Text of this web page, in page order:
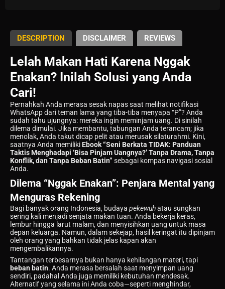
DESCRIPTION DISCLAIMER REVIEWS
Lelah Makan Hati Karena Nggak
Enakan? Inilah Solusi yang Anda
Cari!
Pernahkah Anda merasa sesak napas saat melihat notifikasi
WhatsApp dari teman lama yang tiba-tiba menyapa “P”? Anda
sudah tahu ujungnya: mereka ingin meminjam uang. Di sinilah
dilema dimulai. Jika membantu, tabungan Anda terancam; jika
menolak, Anda takut dicap pelit atau merusak silaturahmi. Kini,
saatnya Anda memilikiEbook “Seni Berkata TIDAK: Panduan
Taktis Menghadapi ‘Bisa Pinjam Uangnya?’ Tanpa Drama, Tanpa
Konflik, dan Tanpa Beban Batin” sebagai kompas navigasi sosial
Anda.
Dilema “Nggak Enakan”: Penjara Mental yang
Menguras Rekening
Bagi banyak orang Indonesia, budaya pekewuhatau sungkan
sering kali menjadi senjata makan tuan. Anda bekerja keras,
lembur hingga larut malam, dan menyisihkan uang untuk masa
depan keluarga. Namun, dalam sekejap, hasil keringat itu dipinjam
oleh orang yang bahkan tidak jelas kapan akan
mengembalikannya.
Tantangan terbesarnya bukan hanya kehilangan materi, tapi
beban batin. Anda merasa bersalah saat menyimpan uang
sendiri, padahal Anda juga memiliki kebutuhan mendesak.
Alternatif yang selama ini Anda coba—seperti menghindar,